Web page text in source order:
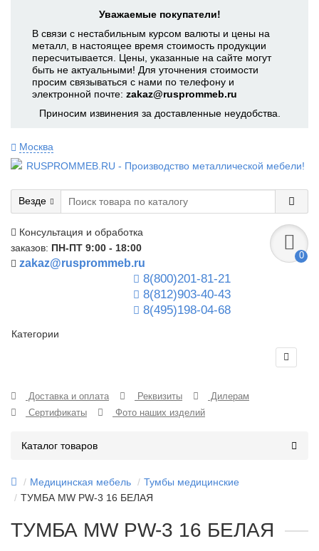
Уважаемые покупатели!
В связи с нестабильным курсом валюты и цены на
металл, в настоящее время стоимость продукции
пересчитывается. Цены, указанные на сайте могут
быть не актуальными! Для уточнения стоимости
просим связываться с нами по телефону и
электронной почте: zakaz@rusprommeb.ru
Приносим извинения за доставленные неудобства.
Москва
Везде
Консультация и обработка
заказов: ПН-ПТ 9:00 - 18:00
zakaz@rusprommeb.ru
8(800)201-81-21
8(812)903-40-43
8(495)198-04-68
0
Категории
Доставка и оплата Реквизиты
Дилерам
Сертификаты
Фото наших изделий
Каталог товаров
Медицинская мебель
Тумбы медицинские
ТУМБА MW PW-3 16 БЕЛАЯ
ТУМБА MW PW-3 16 БЕЛАЯ